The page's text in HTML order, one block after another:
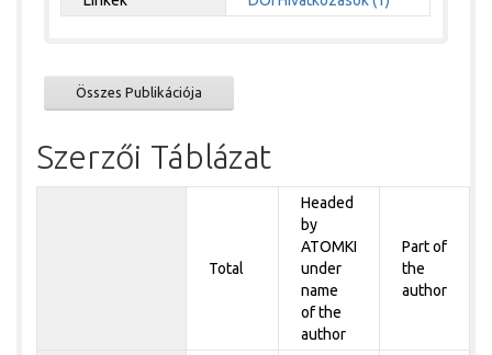
Összes Publikációja
Szerzői Táblázat
Total
Headed
by
ATOMKI
under
name
of the
author
Part of
the
author